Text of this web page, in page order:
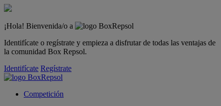
¡Hola! Bienvenida/o a
Identifícate o regístrate y empieza a disfrutar de todas las ventajas de
la comunidad Box Repsol.
Identifícate Regístrate
Competición